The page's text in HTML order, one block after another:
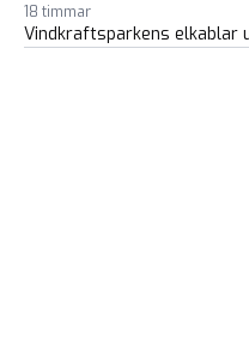
18 timmar
Vindkraftsparkens elkablar